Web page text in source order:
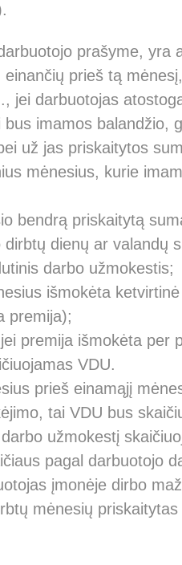
prašyme, yra
prieš tą
jei darbuotojas
imamos balandžio,
už jas priskaitytos
mėnesius, kurie
bendrą priskaitytą
dienų ar valandų
darbo užmokestis;
išmokėta
premija);
premija išmokėta per
VDU.
prieš einamąjį
tai VDU bus
užmokestį
pagal darbuotojo
įmonėje dirbo
mėnesių